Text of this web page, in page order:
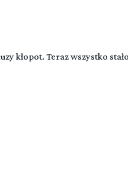
kłopot. Teraz wszystko